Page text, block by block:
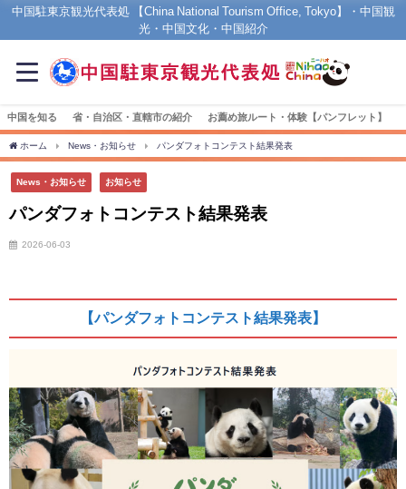
中国駐東京観光代表処 【China National Tourism Office, Tokyo】・中国観
光・中国文化・中国紹介
中国を知る 省・自治区・直轄市の紹介 お薦め旅ルート・体験【パンフレット】
ホーム News・お知らせ パンダフォトコンテスト結果発表
News・お知らせ お知らせ
パンダフォトコンテスト結果発表
2026-06-03
【パンダフォトコンテスト結果発表】